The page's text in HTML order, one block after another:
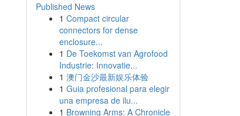
Published News
1 Compact circular
connectors for dense
enclosure...
1 De Toekomst van Agrofood
Industrie: Innovatie...
1 澳门金沙最新娱乐体验
1 Guia profesional para elegir
una empresa de ilu...
1 Browning Arms: A Chronicle